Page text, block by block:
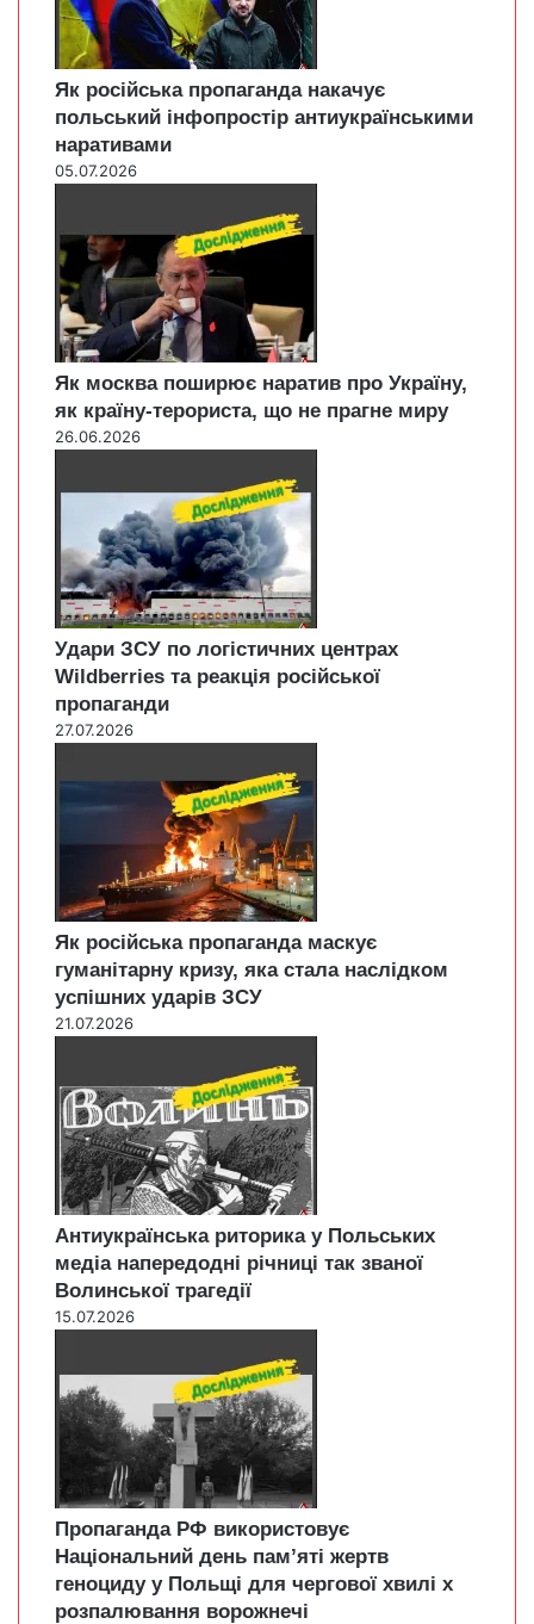
Як російська пропаганда накачує
польський інфопростір антиукраїнськими
наративами
05.07.2026
Як москва поширює наратив про Україну,
як країну-терориста, що не прагне миру
26.06.2026
Удари ЗСУ по логістичних центрах
Wildberries та реакція російської
пропаганди
27.07.2026
Як російська пропаганда маскує
гуманітарну кризу, яка стала наслідком
успішних ударів ЗСУ
21.07.2026
Антиукраїнська риторика у Польських
медіа напередодні річниці так званої
Волинської трагедії
15.07.2026
Пропаганда РФ використовує
Національний день пам’яті жертв
геноциду у Польщі для чергової хвилі х
розпалювання ворожнечі